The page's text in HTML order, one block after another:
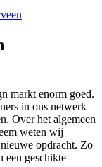
markt enorm goed.
in ons netwerk
Over het algemeen
weten wij
opdracht. Zo
een geschikte